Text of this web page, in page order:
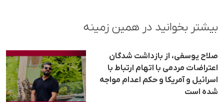
بیشتر بخوانید در همین زمینه
صلاح یوسفی، از بازداشت‌ شدگان
اعتراضات مردمی با اتهام ارتباط با
اسرائیل و آمریکا و حکم اعدام مواجه
شده است